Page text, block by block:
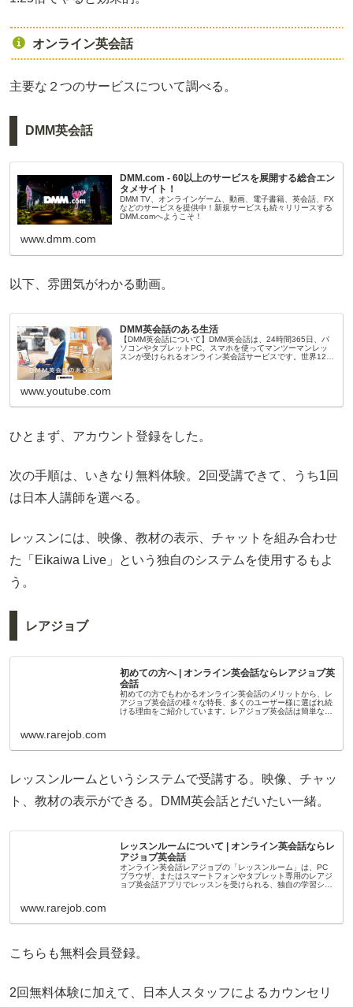
オンライン英会話
主要な２つのサービスについて調べる。
DMM英会話
DMM.com - 60以上のサービスを展開する総合エン
タメサイト！
DMM TV、オンラインゲーム、動画、電子書籍、英会話、FX
などのサービスを提供中！新規サービスも続々リリースする
DMM.comへようこそ！
www.dmm.com
以下、雰囲気がわかる動画。
DMM英会話のある生活
【DMM英会話について】DMM英会話は、24時間365日、パ
ソコンやタブレットPC、スマホを使ってマンツーマンレッ
スンが受けられるオンライン英会話サービスです。世界120
www.youtube.com
ひとまず、アカウント登録をした。
次の手順は、いきなり無料体験。2回受講できて、うち1回
は日本人講師を選べる。
レッスンには、映像、教材の表示、チャットを組み合わせ
た「Eikaiwa Live」という独自のシステムを使用するもよ
う。
レアジョブ
初めての方へ | オンライン英会話ならレアジョブ英
会話
初めての方でもわかるオンライン英会話のメリットから、レ
アジョブ英会話の様々な特長、多くのユーザー様に選ばれ続
ける理由をご紹介しています。レアジョブ英会話は簡単なス
www.rarejob.com
レッスンルームというシステムで受講する。映像、チャッ
ト、教材の表示ができる。DMM英会話とだいたい一緒。
レッスンルームについて | オンライン英会話ならレ
アジョブ英会話
オンライン英会話レアジョブの「レッスンルーム」は、PC
ブラウザ、またはスマートフォンやタブレット専用のレアジ
ョブ英会話アプリでレッスンを受けられる、独自の学習シス
www.rarejob.com
こちらも無料会員登録。
2回無料体験に加えて、日本人スタッフによるカウンセリ